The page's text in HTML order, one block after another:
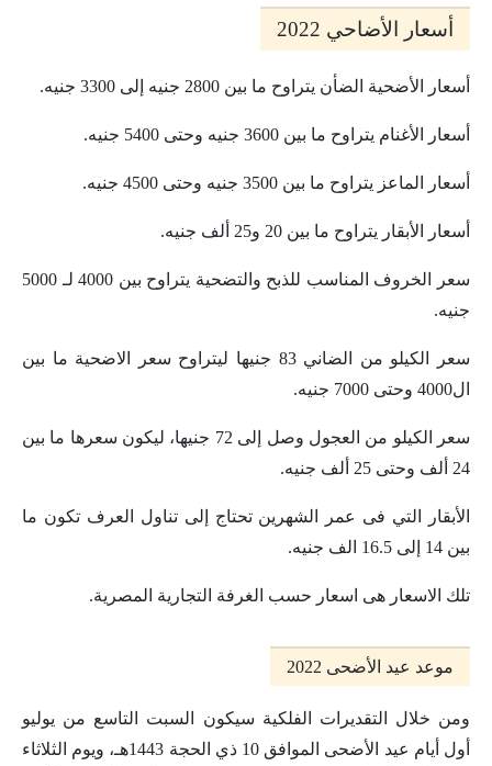
أسعار الأضاحي 2022
أسعار الأضحية الضأن يتراوح ما بين 2800 جنيه إلى 3300 جنيه.
أسعار الأغنام يتراوح ما بين 3600 جنيه وحتى 5400 جنيه.
أسعار الماعز يتراوح ما بين 3500 جنيه وحتى 4500 جنيه.
أسعار الأبقار يتراوح ما بين 20 و25 ألف جنيه.
سعر الخروف المناسب للذبح والتضحية يتراوح بين 4000 لـ 5000
جنيه.
سعر الكيلو من الضاني 83 جنيها ليتراوح سعر الاضحية ما بين
ال4000 وحتى 7000 جنيه.
سعر الكيلو من العجول وصل إلى 72 جنيها، ليكون سعرها ما بين
24 ألف وحتى 25 ألف جنيه.
الأبقار التي فى عمر الشهرين تحتاج إلى تناول العرف تكون ما
بين 14 إلى 16.5 الف جنيه.
تلك الاسعار هى اسعار حسب الغرفة التجارية المصرية.
موعد عيد الأضحى 2022
ومن خلال التقديرات الفلكية سيكون السبت التاسع من يوليو
أول أيام عيد الأضحى الموافق 10 ذي الحجة 1443هـ، ويوم الثلاثاء